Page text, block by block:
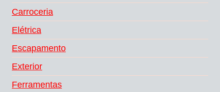
Carroceria
Elétrica
Escapamento
Exterior
Ferramentas